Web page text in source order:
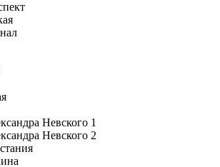
Невского 1
Невского 2